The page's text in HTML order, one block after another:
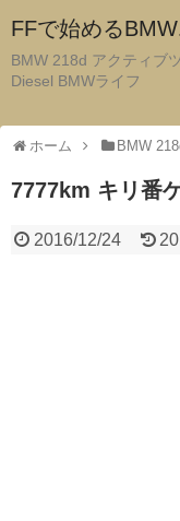
FFで始める
BMW 218d アクティブ
Diesel BMWライフ
ホーム BMW
7777km キリ番
2016/12/24